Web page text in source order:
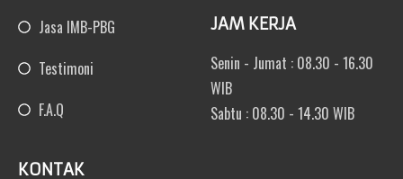
Jasa IMB-PBG
Testimoni
F.A.Q
JAM KERJA
Senin - Jumat : 08.30 - 16.30
WIB
Sabtu : 08.30 - 14.30 WIB
KONTAK